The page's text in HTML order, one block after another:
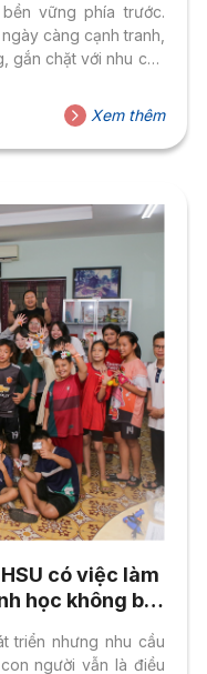
vững phía trước.
càng cạnh tranh,
gắn chặt với nhu cầu
trường đào tạo Thực
kết doanh nghiệp
về...
Xem thêm
có việc làm
học không bị
triển nhưng nhu cầu
người vẫn là điều